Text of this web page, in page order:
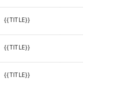
{{TITLE}}
{{TITLE}}
{{TITLE}}